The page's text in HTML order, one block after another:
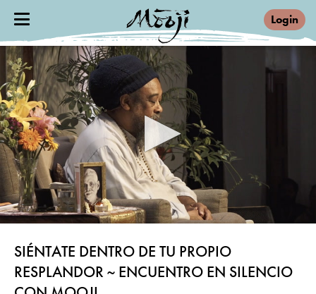
Login
minutes,
SIÉNTATE DENTRO DE TU PROPIO
RESPLANDOR ~ ENCUENTRO EN SILENCIO